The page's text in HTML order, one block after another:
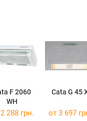
F 2060
WH
Cata G 45
288 грн. от 3 697